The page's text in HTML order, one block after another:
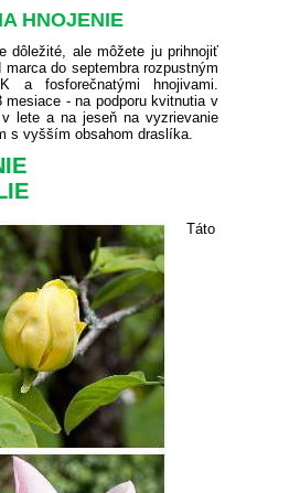
HNOJENIE
dôležité, ale môžete ju prihnojiť
marca do septembra rozpustným
a fosforečnatými hnojivami.
- na podporu kvitnutia v
lete a na jeseň na vyzrievanie
s vyšším obsahom draslíka.
Táto